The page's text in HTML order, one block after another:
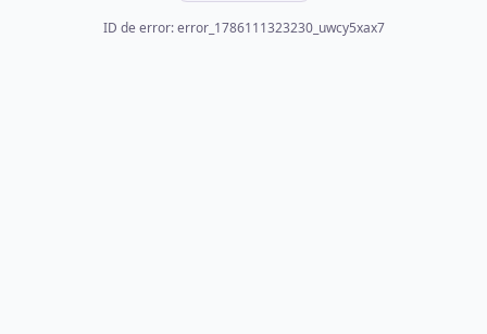
ID de error: error_1786111323230_uwcy5xax7